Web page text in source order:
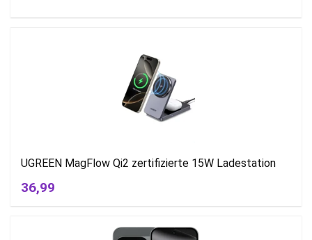
UGREEN MagFlow Qi2 zertifizierte 15W Ladestation
36,99